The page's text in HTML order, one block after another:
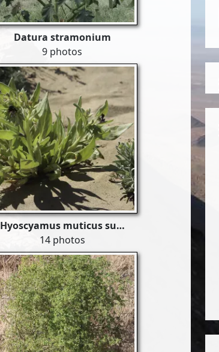
Datura stramonium
9 photos
Hyoscyamus muticus su…
14 photos